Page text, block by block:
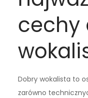
cechy
Dobry wokalista to
zarówno